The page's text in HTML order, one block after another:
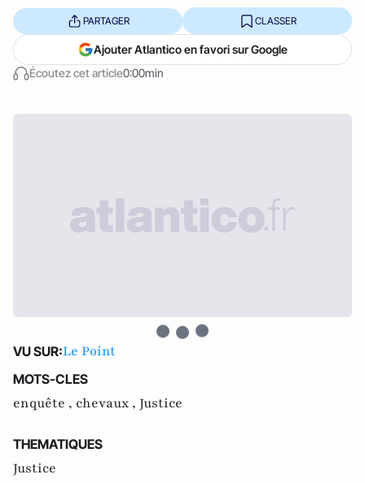
Écoutez cet article0:00min
PARTAGER CLASSER
Ajouter Atlantico en favori sur Google
VU SUR:Le Point
MOTS-CLES
enquête , chevaux , Justice
THEMATIQUES
Justice